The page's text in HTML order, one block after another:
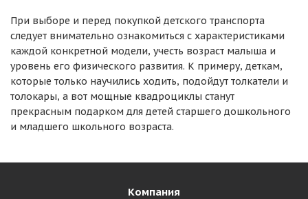
При выборе и перед покупкой детского транспорта
следует внимательно ознакомиться с характеристиками
каждой конкретной модели, учесть возраст малыша и
уровень его физического развития. К примеру, деткам,
которые только научились ходить, подойдут толкатели и
толокары, а вот мощные квадроциклы станут
прекрасным подарком для детей старшего дошкольного
и младшего школьного возраста.
Компания